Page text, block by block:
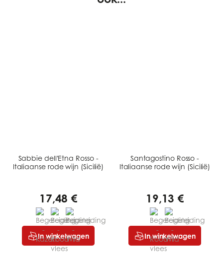
Sabbie dell'Etna Rosso -
Italiaanse rode wijn (Sicilië)
17,48 €
In winkelwagen
Santagostino Rosso -
Italiaanse rode wijn (Sicilië)
19,13 €
In winkelwagen